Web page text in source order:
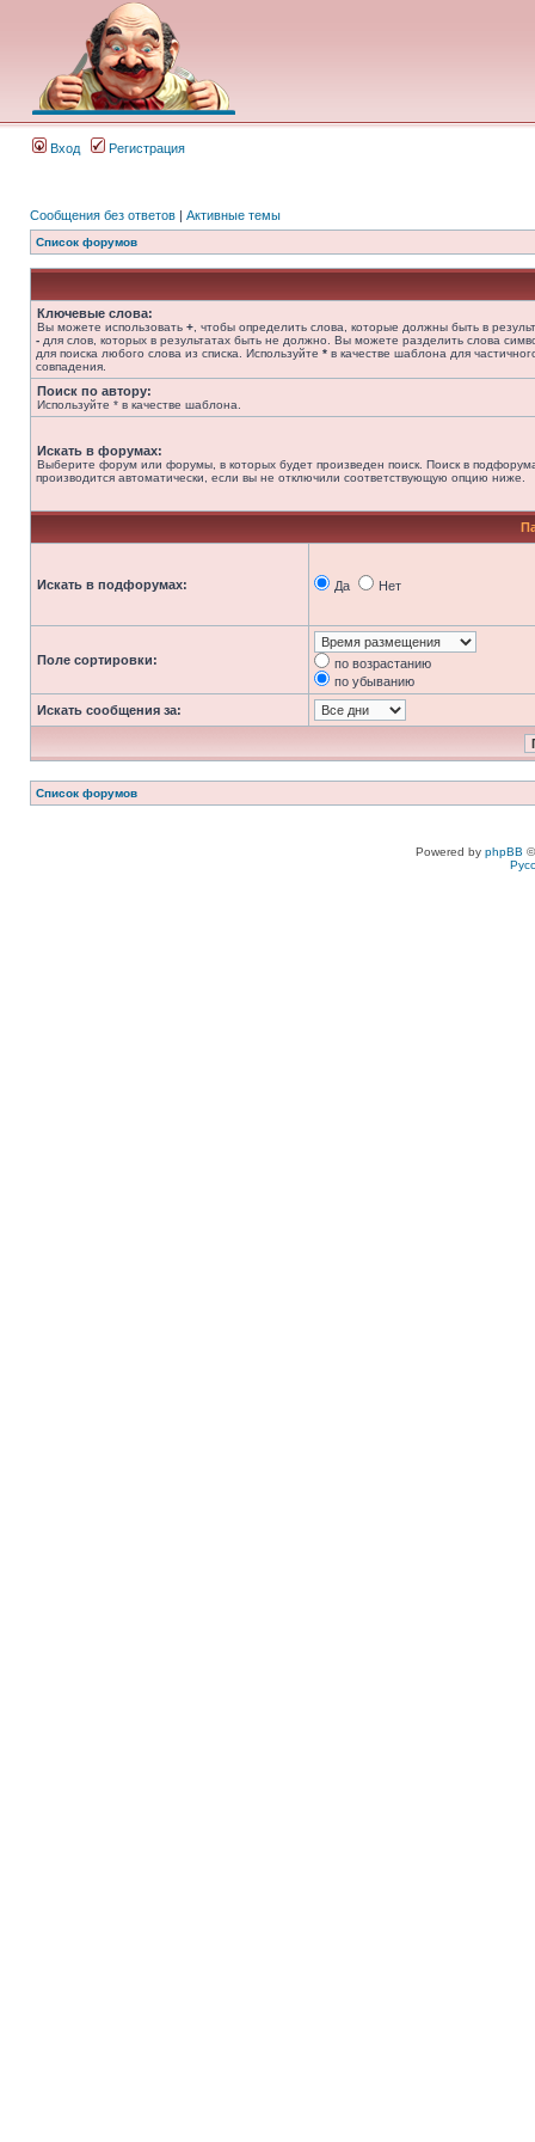
Вход Регистрация
Сообщения без ответов | Активные темы
Список форумов
Ключевые слова:
Вы можете использовать + , чтобы определить слова, которые должны быть в
- для слов, которых в результатах быть не должно. Вы можете разделить слова
для поиска любого слова из списка. Используйте * в качестве шаблона для
совпадения.
Поиск по автору:
Используйте * в качестве шаблона.
Искать в форумах:
Выберите форум или форумы, в которых будет произведен поиск. Поиск в
производится автоматически, если вы не отключили соответствующую опцию ниже.
Искать в подфорумах: Да Нет
Поле сортировки:
по возрастанию
по убыванию
Искать сообщения за:
Список форумов
Powered by phpBB